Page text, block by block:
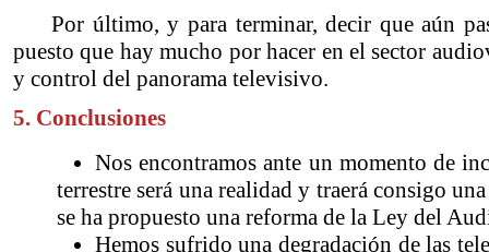
Por último, y para terminar, decir que aún
puesto que hay mucho por hacer en el sector
y control del panorama televisivo.
5. Conclusiones
Nos encontramos ante un momento de
terrestre será una realidad y traerá consigo
se ha propuesto una reforma de la Ley del
Hemos sufrido una degradación de las